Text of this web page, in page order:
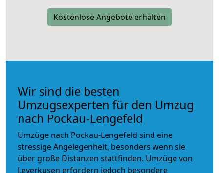
Kostenlose Angebote erhalten
Wir sind die besten
Umzugsexperten für den Umzug
nach Pockau-Lengefeld
Umzüge nach Pockau-Lengefeld sind eine
stressige Angelegenheit, besonders wenn sie
über große Distanzen stattfinden. Umzüge von
Leverkusen erfordern jedoch besondere